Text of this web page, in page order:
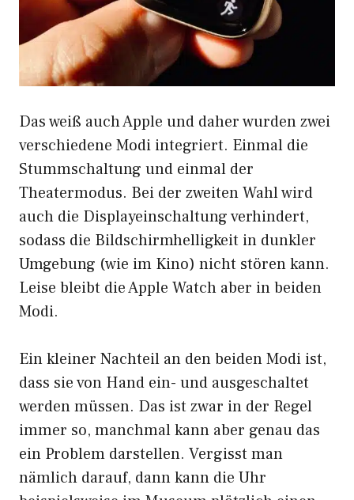
Das weiß auch Apple und daher wurden zwei
verschiedene Modi integriert. Einmal die
Stummschaltung und einmal der
Theatermodus. Bei der zweiten Wahl wird
auch die Displayeinschaltung verhindert,
sodass die Bildschirmhelligkeit in dunkler
Umgebung (wie im Kino) nicht stören kann.
Leise bleibt die Apple Watch aber in beiden
Modi.
Ein kleiner Nachteil an den beiden Modi ist,
dass sie von Hand ein- und ausgeschaltet
werden müssen. Das ist zwar in der Regel
immer so, manchmal kann aber genau das
ein Problem darstellen. Vergisst man
nämlich darauf, dann kann die Uhr